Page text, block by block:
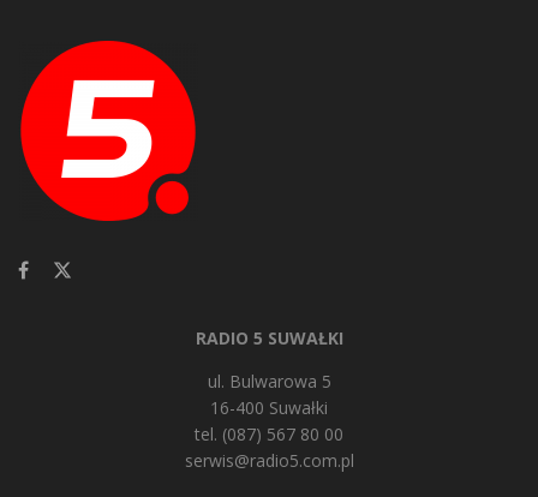
RADIO 5 SUWAŁKI
ul. Bulwarowa 5
16-400 Suwałki
tel. (087) 567 80 00
serwis@radio5.com.pl